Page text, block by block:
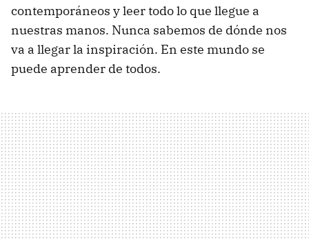
contemporáneos y leer todo lo que llegue a
nuestras manos. Nunca sabemos de dónde nos
va a llegar la inspiración. En este mundo se
puede aprender de todos.